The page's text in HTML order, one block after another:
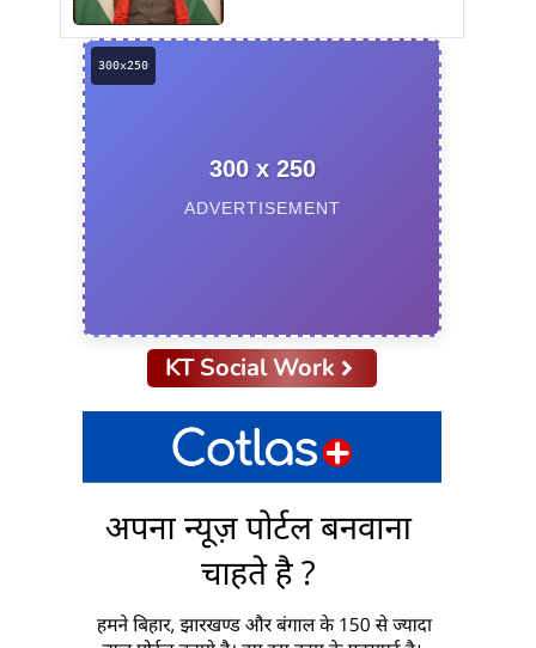
300 x 250
ADVERTISEMENT
KT Social Work